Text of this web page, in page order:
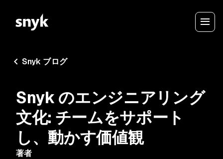
Snyk ブログ
Snyk のエンジニアリング
文化: チームをサポート
し、動かす価値観
著者